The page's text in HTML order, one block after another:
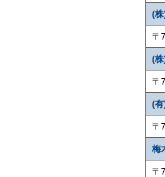
(
〒
(
〒
(
〒
梅
〒